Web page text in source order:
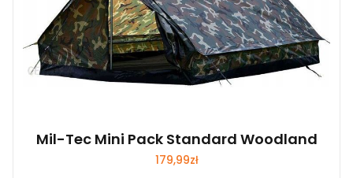
Mil-Tec Mini Pack Standard Woodland
179,99zł